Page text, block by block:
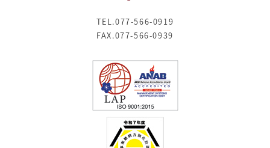
TEL.077-566-0919
FAX.077-566-0939